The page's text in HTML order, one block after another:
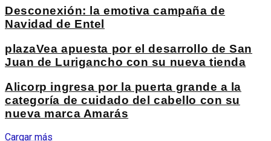
Desconexión: la emotiva campaña de
Navidad de Entel
plazaVea apuesta por el desarrollo de San
Juan de Lurigancho con su nueva tienda
Alicorp ingresa por la puerta grande a la
categoría de cuidado del cabello con su
nueva marca Amarás
Cargar más